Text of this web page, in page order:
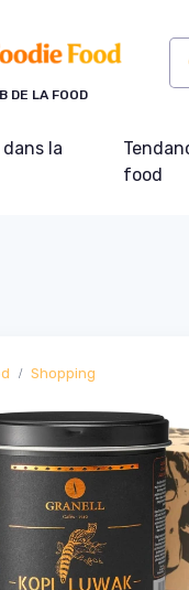
DE LA FOOD
dans la
food
Shopping